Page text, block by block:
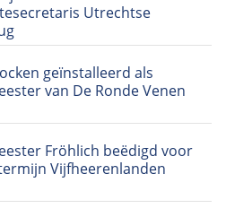
Utrechtse
geïnstalleerd als
van De Ronde Venen
Fröhlich beëdigd voor
Vijfheerenlanden